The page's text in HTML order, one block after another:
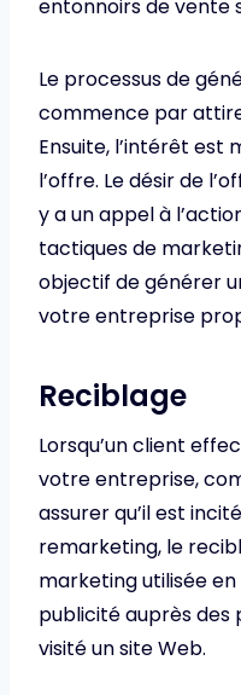
entonnoirs de vente
Le processus de
commence par
Ensuite, l’intérêt est
l’offre. Le désir de
y a un appel à
tactiques de
objectif de générer
votre entreprise
Reciblage
Lorsqu’un client
votre entreprise,
assurer qu’il est
remarketing, le
marketing utilisée
publicité auprès des
visité un site Web.